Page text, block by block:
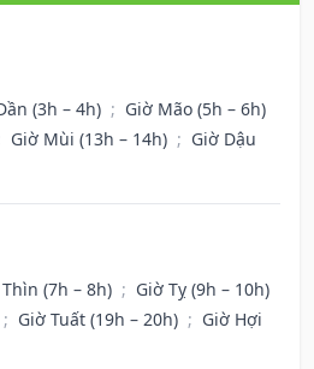
(3h – 4h) ; Giờ Mão (5h – 6h)
Giờ Mùi (13h – 14h) ; Giờ Dậu
(7h – 8h) ; Giờ Tỵ (9h – 10h)
; Giờ Tuất (19h – 20h) ; Giờ Hợi